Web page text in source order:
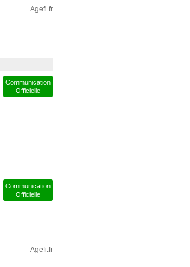
Agefi.fr
Communication
Officielle
Communication
Officielle
Agefi.fr